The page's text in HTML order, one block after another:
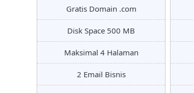
Gratis Domain .com
Disk Space 500 MB
Maksimal 4 Halaman
2 Email Bisnis